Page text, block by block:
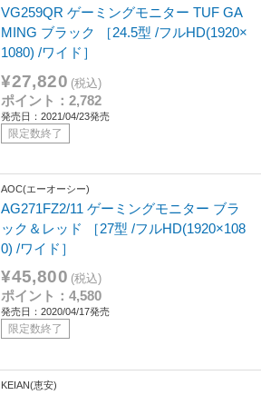
VG259QR ゲーミングモニター TUF GA
MING ブラック ［24.5型 /フルHD(1920×
1080) /ワイド］
¥27,820 (税込)
ポイント：2,782
発売日：2021/04/23発売
限定数終了
AOC(エーオーシー)
AG271FZ2/11 ゲーミングモニター ブラ
ック＆レッド ［27型 /フルHD(1920×108
0) /ワイド］
¥45,800 (税込)
ポイント：4,580
発売日：2020/04/17発売
限定数終了
KEIAN(恵安)